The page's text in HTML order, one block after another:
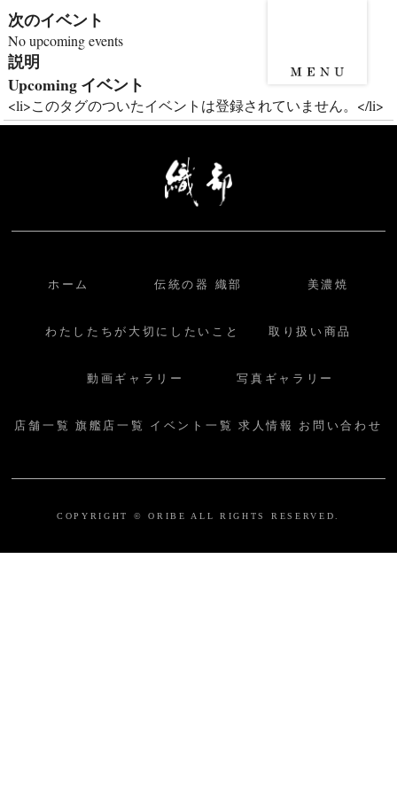
次のイベント
No upcoming events
説明
Upcoming イベント
<li>このタグのついたイベントは登録されていません。</li>
ホーム 伝統の器 織部 美濃焼
わたしたちが大切にしたいこと 取り扱い商品
動画ギャラリー 写真ギャラリー
店舗一覧 旗艦店一覧 イベント一覧 求人情報 お問い合わせ
COPYRIGHT © ORIBE ALL RIGHTS RESERVED.